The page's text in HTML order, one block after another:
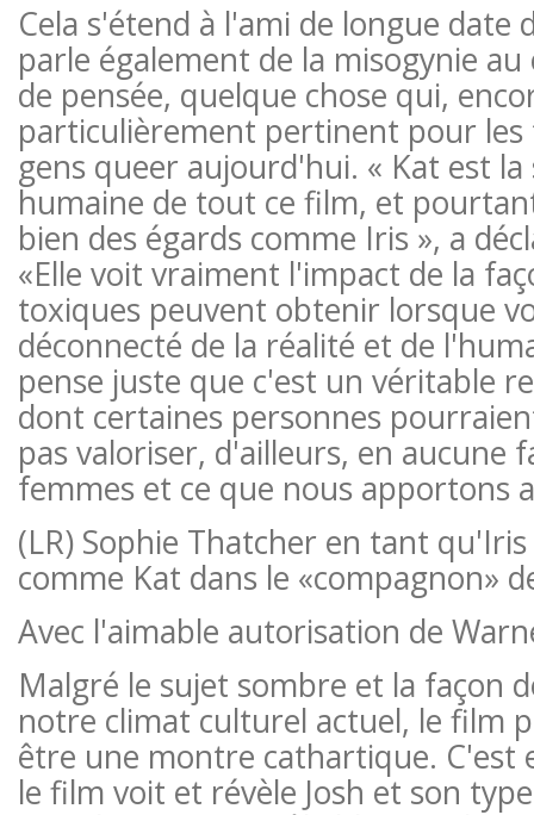
Cela s'étend à l'ami de longue date
parle également de la misogynie
de pensée, quelque chose qui,
particulièrement pertinent pour les
gens queer aujourd'hui. « Kat est
humaine de tout ce film, et
bien des égards comme Iris », a
«Elle voit vraiment l'impact de la
toxiques peuvent obtenir lorsque
déconnecté de la réalité et de
pense juste que c'est un véritable
dont certaines personnes
pas valoriser, d'ailleurs, en aucune
femmes et ce que nous apportons
(LR) Sophie Thatcher en tant
comme Kat dans le «compagnon»
Avec l'aimable autorisation de
Malgré le sujet sombre et la façon
notre climat culturel actuel, le film
être une montre cathartique. C'est
le film voit et révèle Josh et son